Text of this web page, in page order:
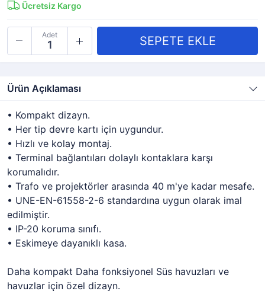
Ücretsiz Kargo
Adet
Ürün Açıklaması
• Kompakt dizayn.
• Her tip devre kartı için uygundur.
• Hızlı ve kolay montaj.
• Terminal bağlantıları dolaylı kontaklara karşı
korumalıdır.
• Trafo ve projektörler arasında 40 m'ye kadar mesafe.
• UNE-EN-61558-2-6 standardına uygun olarak imal
edilmiştir.
• IP-20 koruma sınıfı.
• Eskimeye dayanıklı kasa.
Daha kompakt Daha fonksiyonel Süs havuzları ve
havuzlar için özel dizayn.